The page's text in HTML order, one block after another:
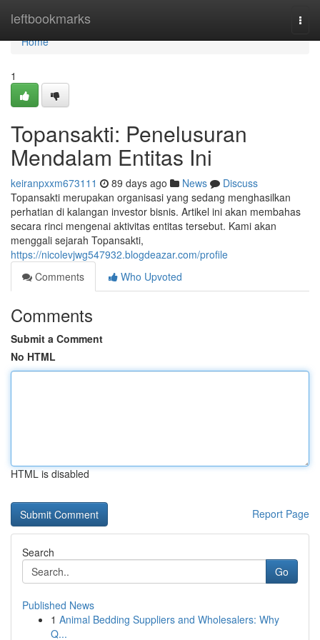
leftbookmarks
Home
Home
1
Topansakti: Penelusuran
Mendalam Entitas Ini
keiranpxxm673111 89 days ago News
Discuss
Topansakti merupakan organisasi yang sedang menghasilkan
perhatian di kalangan investor bisnis. Artikel ini akan membahas
secara rinci mengenai aktivitas entitas tersebut. Kami akan
menggali sejarah Topansakti,
https://nicolevjwg547932.blogdeazar.com/profile
Comments
Who Upvoted
Comments
Submit a Comment
No HTML
HTML is disabled
Report Page
Search
Go
Published News
1 Animal Bedding Suppliers and Wholesalers: Why
Q...